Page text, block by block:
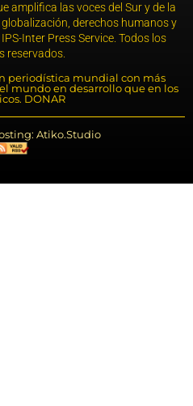
amplifica las voces del Sur y de la
derechos humanos y
Inter Press Service. Todos los
reservados.
periodística mundial con más
mundo en desarrollo que en los
DONAR
Atiko.Studio